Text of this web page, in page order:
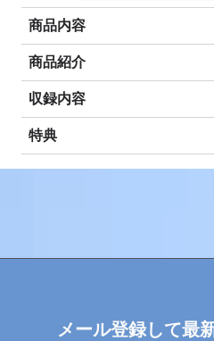
商品内容
商品紹介
収録内容
特典
メール登録して最